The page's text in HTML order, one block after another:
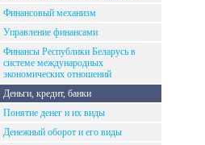
Финансовый механизм
Управление финансами
Финансы Республики Беларусь в
системе международных
экономических отношений
Деньги, кредит, банки
Понятие денег и их виды
Денежный оборот и его виды